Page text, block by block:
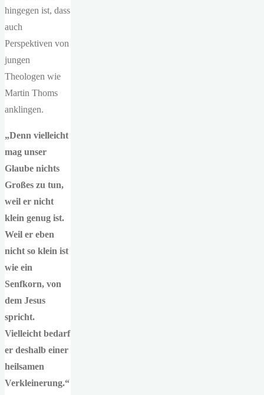
hingegen ist, dass
auch
Perspektiven von
jungen
Theologen wie
Martin Thoms
anklingen.
„Denn vielleicht
mag unser
Glaube nichts
Großes zu tun,
weil er nicht
klein genug ist.
Weil er eben
nicht so klein ist
wie ein
Senfkorn, von
dem Jesus
spricht.
Vielleicht bedarf
er deshalb einer
heilsamen
Verkleinerung.“